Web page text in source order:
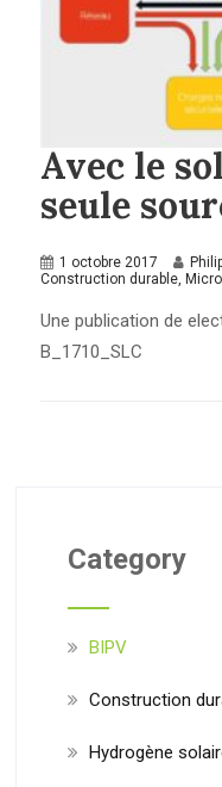
Avec le
seule
1 octobre 2017
Construction durable,
Une publication de
B_1710_SLC
Category
BIPV
Construction
Hydrogène